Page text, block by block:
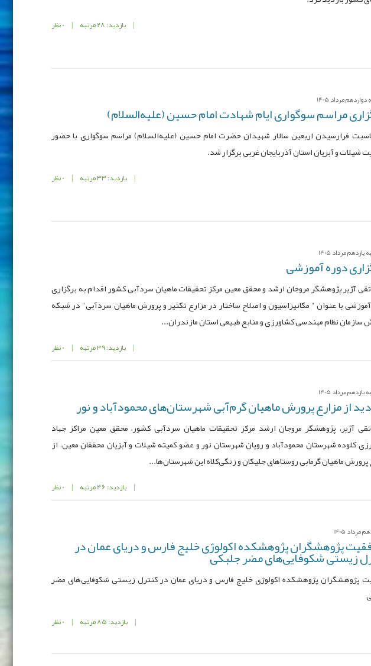
| بازدید: 28 مرتبه | 0 نظر
مرداد 1405
مراسم سوگواری ایام شهادت امام حسین (علیه‌السلام)
فرارسیدن اربعین سالار شهیدان حضرت امام حسین (علیه‌السلام) مراسم سوگواری با حضور
شیلات و آبزیان استان آذربایجان غربی برگزار شد.
| بازدید: 33 مرتبه | 0 نظر
مرداد 1405
دوره آموزشی
آژیر پژوهشگر مروجان ارشد و محقق معین مرکز تحقیقات ماهیان سردآبی کشور اقدام به برگزاری
با عنوان " مکانیزاسیون و اصلاح ساختار در مزارع تکثیر و پرورش ماهیان سردآبی" در شبکه
سازمان نظام مهندسی کشاورزی و منابع طبیعی استان مازندران...
| بازدید: 39 مرتبه | 0 نظر
مرداد 1405
از مزارع پرورش ماهیان گرم‌آبی شهرستان‌های محمودآباد و نور
آژیر، پژوهشگر مروجان ارشد مرکز تحقیقات ماهیان سردآبی کشور، محقق معین مراکز جهاد
کلوده شهرستان محمودآباد و رویان شهرستان نور و عضو کمیته شیلات و آبزیان محققان معین، از
پرورش ماهیان گرمابی روستاهای جلیکان و زنگی‌کلاه این شهرستان‌ها...
| بازدید: 46 مرتبه | 0 نظر
1405
پژوهشگران پژوهشکده اکولوژی خلیج فارس و دریای عمان در
زیستی شکوفایی‌های مضر جلبکی
پژوهشگران پژوهشکده اکولوژی خلیج فارس و دریای عمان در کنترل زیستی شکوفایی‌های مضر
| بازدید: 85 مرتبه | 0 نظر